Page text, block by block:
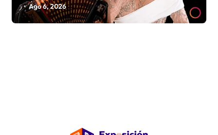
La Insuperable y La Fiera Típica
Ago 6, 2026